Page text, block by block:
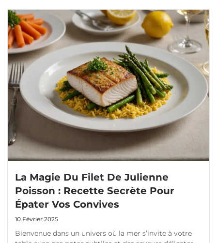
La Magie Du Filet De Julienne
Poisson : Recette Secrète Pour
Épater Vos Convives
10 Février 2025
Bienvenue dans un univers où la mer s’invite à votre